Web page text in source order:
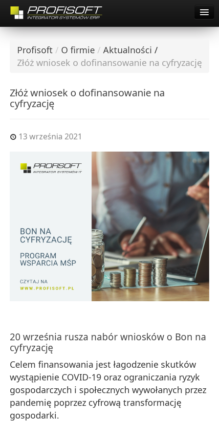
Pomoc Zdalna Comarch
Dla Klientów
O firmie
Dla Klientów
Kariera
Profisoft / O firmie / Aktualności /
Złóż wniosek o dofinansowanie na cyfryzację
Złóż wniosek o dofinansowanie na
cyfryzację
13 września 2021
20 września rusza nabór wniosków o Bon na
cyfryzację
Celem finansowania jest łagodzenie skutków
wystąpienie COVID-19 oraz ograniczania ryzyk
gospodarczych i społecznych wywołanych przez
pandemię poprzez cyfrową transformację
gospodarki.